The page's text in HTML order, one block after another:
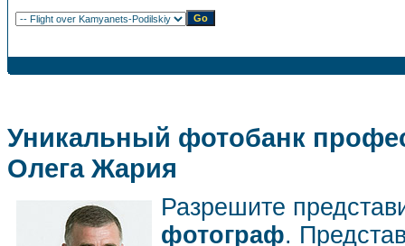
Уникальный фотобанк
Олега Жария
Разрешите
фотограф.